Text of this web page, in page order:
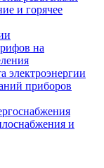
и горячее
на
электроэнергии
приборов
и